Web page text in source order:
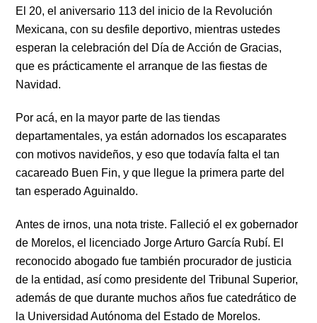
El 20, el aniversario 113 del inicio de la Revolución
Mexicana, con su desfile deportivo, mientras ustedes
esperan la celebración del Día de Acción de Gracias,
que es prácticamente el arranque de las fiestas de
Navidad.
Por acá, en la mayor parte de las tiendas
departamentales, ya están adornados los escaparates
con motivos navideños, y eso que todavía falta el tan
cacareado Buen Fin, y que llegue la primera parte del
tan esperado Aguinaldo.
Antes de irnos, una nota triste. Falleció el ex gobernador
de Morelos, el licenciado Jorge Arturo García Rubí. El
reconocido abogado fue también procurador de justicia
de la entidad, así como presidente del Tribunal Superior,
además de que durante muchos años fue catedrático de
la Universidad Autónoma del Estado de Morelos.